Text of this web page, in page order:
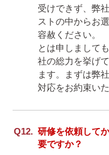
受けできず、弊
ストの中からお
容赦ください。
とは申しまして
社の総力を挙げ
ます。まずは弊
対応をお約束いた
研修を依頼して
要ですか？